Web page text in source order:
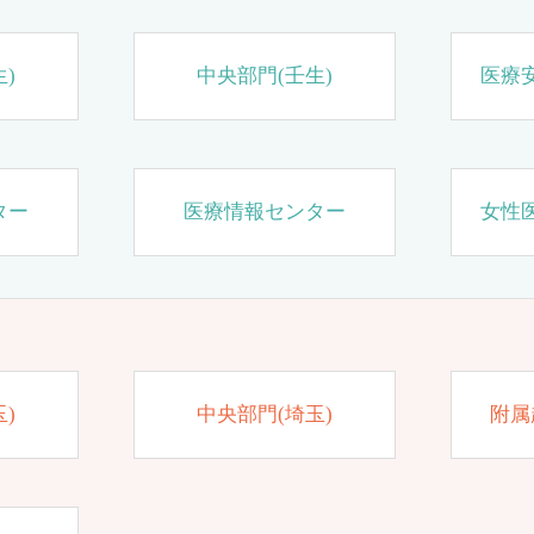
) 中央部門(壬生) 医療
ー 医療情報センター 女性
) 中央部門(埼玉) 附